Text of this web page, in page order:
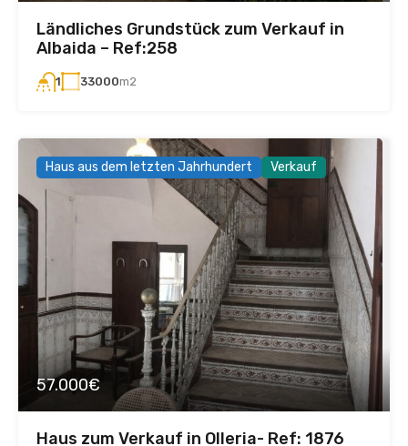
Ländliches Grundstück zum Verkauf in
Albaida – Ref:258
1 33000m2
Haus aus dem letzten Jahrhundert Verkauf
57.000€
Haus zum Verkauf in Olleria- Ref: 1876